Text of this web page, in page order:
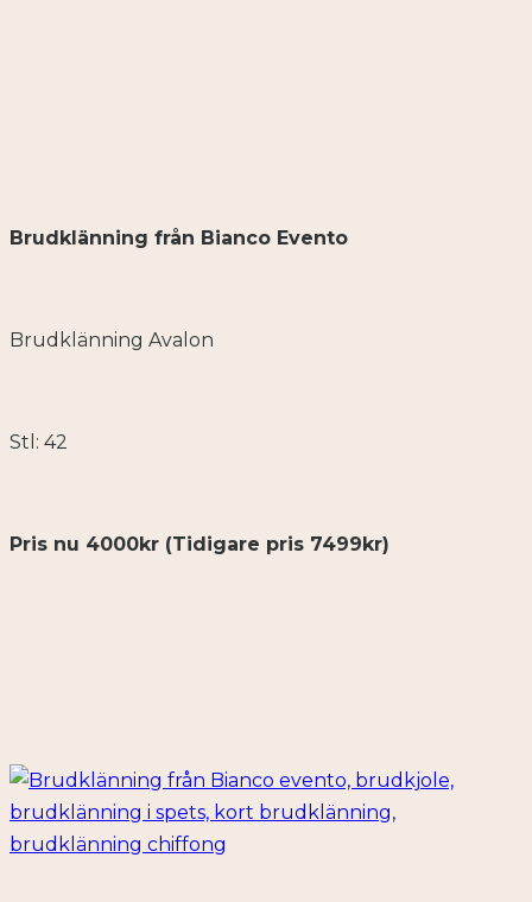
Brudklänning från Bianco Evento
Brudklänning Avalon
Stl: 42
Pris nu 4000kr (Tidigare pris 7499kr)